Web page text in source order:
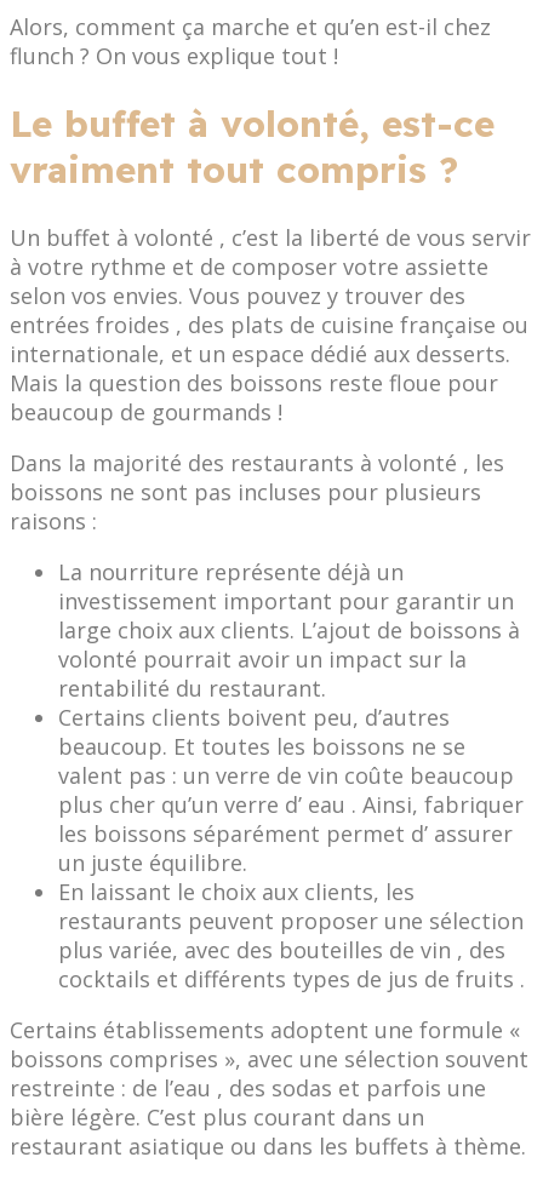
Alors, comment ça marche et qu’en est-il chez
flunch ? On vous explique tout !
Le buffet à volonté, est-ce
vraiment tout compris ?
Un buffet à volonté , c’est la liberté de vous servir
à votre rythme et de composer votre assiette
selon vos envies. Vous pouvez y trouver des
entrées froides , des plats de cuisine française ou
internationale, et un espace dédié aux desserts.
Mais la question des boissons reste floue pour
beaucoup de gourmands !
Dans la majorité des restaurants à volonté , les
boissons ne sont pas incluses pour plusieurs
raisons :
La nourriture représente déjà un
investissement important pour garantir un
large choix aux clients. L’ajout de boissons à
volonté pourrait avoir un impact sur la
rentabilité du restaurant.
Certains clients boivent peu, d’autres
beaucoup. Et toutes les boissons ne se
valent pas : un verre de vin coûte beaucoup
plus cher qu’un verre d’ eau . Ainsi, fabriquer
les boissons séparément permet d’ assurer
un juste équilibre.
En laissant le choix aux clients, les
restaurants peuvent proposer une sélection
plus variée, avec des bouteilles de vin , des
cocktails et différents types de jus de fruits .
Certains établissements adoptent une formule «
boissons comprises », avec une sélection souvent
restreinte : de l’eau , des sodas et parfois une
bière légère. C’est plus courant dans un
restaurant asiatique ou dans les buffets à thème.